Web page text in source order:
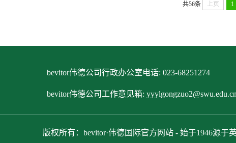
共56条 上页 1
bevitor伟德公司行政办公室电话: 023-68251274
bevitor伟德公司工作意见箱: yyylgongzuo2@swu.edu.cn
版权所有：bevitor·伟德国际官方网站 - 始于1946源于